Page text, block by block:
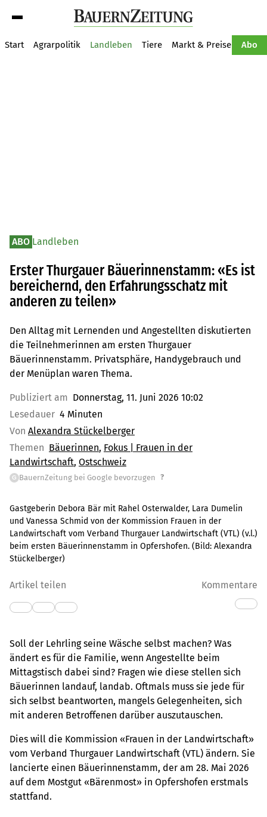
Start Agrarpolitik Landleben Tiere Markt & Preise Abo
ABO Landleben
Erster Thurgauer Bäuerinnenstamm: «Es ist
bereichernd, den Erfahrungsschatz mit
anderen zu teilen»
Den Alltag mit Lernenden und Angestellten diskutierten
die Teilnehmerinnen am ersten Thurgauer
Bäuerinnenstamm. Privatsphäre, Handygebrauch und
der Menüplan waren Thema.
Publiziert am Donnerstag, 11. Juni 2026 10:02
Lesedauer 4 Minuten
Von Alexandra Stückelberger
Themen Bäuerinnen Fokus | Frauen in der
Landwirtschaft Ostschweiz
G BauernZeitung bei Google bevorzugen ?
Gastgeberin Debora Bär mit Rahel Osterwalder, Lara Dumelin
und Vanessa Schmid von der Kommission Frauen in der
Landwirtschaft vom Verband Thurgauer Landwirtschaft (VTL) (v.l.)
beim ersten Bäuerinnenstamm in Opfershofen. (Bild: Alexandra
Stückelberger)
Artikel teilen Kommentare
Soll der Lehrling seine Wäsche selbst machen? Was
ändert es für die Familie, wenn Angestellte beim
Mittagstisch dabei sind? Fragen wie diese stellen sich
Bäuerinnen landauf, landab. Oftmals muss sie jede für
sich selbst beantworten, mangels Gelegenheiten, sich
mit anderen Betroffenen darüber auszutauschen.
Dies will die Kommission «Frauen in der Landwirtschaft»
vom Verband Thurgauer Landwirtschaft (VTL) ändern. Sie
lancierte einen Bäuerinnenstamm, der am 28. Mai 2026
auf dem Mostgut «Bärenmost» in Opfershofen erstmals
stattfand.